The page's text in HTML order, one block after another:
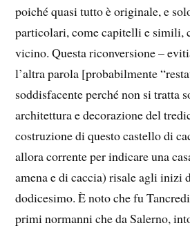
poiché quasi tutto è originale, e
particolari, come capitelli e simili,
vicino. Questa riconversione –
l’altra parola [probabilmente
soddisfacente perché non si tratta
architettura e decorazione del
costruzione di questo castello di
allora corrente per indicare una
amena e di caccia) risale agli inizi
dodicesimo. È noto che fu
primi normanni che da Salerno,